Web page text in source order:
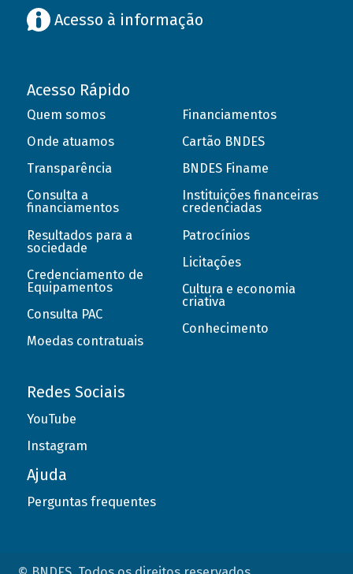
Acesso à informação
Acesso Rápido
Quem somos
Onde atuamos
Transparência
Consulta a
financiamentos
Resultados para a
sociedade
Credenciamento de
Equipamentos
Consulta PAC
Moedas contratuais
Financiamentos
Cartão BNDES
BNDES Finame
Instituições financeiras
credenciadas
Patrocínios
Licitações
Cultura e economia
criativa
Conhecimento
Redes Sociais
YouTube
Instagram
Ajuda
Perguntas frequentes